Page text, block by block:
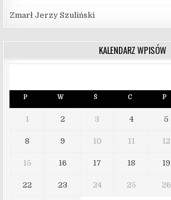
Zmarł Jerzy Szuliński
KALENDARZ WPISÓW
P W Ś C P
1 2 3 4 5
8 9 10 11 12
15 16 17 18 19
22 23 24 25 26